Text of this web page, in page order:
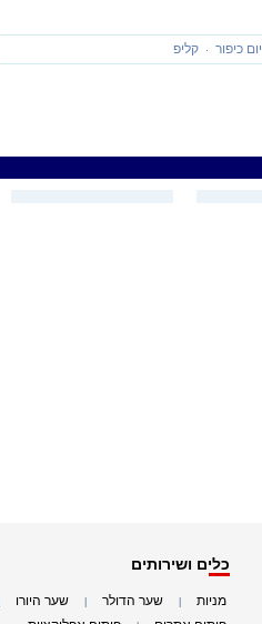
יום כיפור קליפ
כלים ושירותים
מניות שער הדולר שער היורו